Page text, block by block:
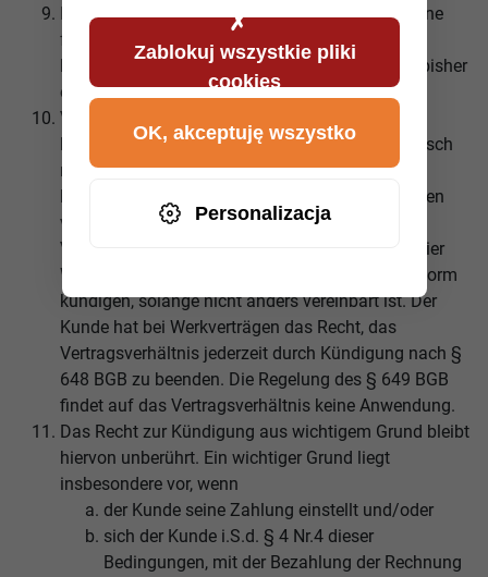
Leistet der Kunde trotz zweimaliger Mahnung eine
fällige Abschlagszahlung nicht, so ist Autowelt
berechtigt, vom Vertrag zurückzutreten und die bisher
erbrachten Leistungen abzurechnen.
Verträge mit einer automatischen Beendigung
bedürfen keiner Kündigung und enden automatisch
mit Erreichen des Laufzeitendes. Soweit eine
bestimmte Vertragslaufzeit zwischen den Parteien
vereinbart wird, können beide Parteien das
Vertragsverhältnis jederzeit, mit einer Frist von vier
Wochen zum vereinbarten Vertragsende in Textform
kündigen, solange nicht anders vereinbart ist. Der
Kunde hat bei Werkverträgen das Recht, das
Vertragsverhältnis jederzeit durch Kündigung nach §
648 BGB zu beenden. Die Regelung des § 649 BGB
findet auf das Vertragsverhältnis keine Anwendung.
Das Recht zur Kündigung aus wichtigem Grund bleibt
hiervon unberührt. Ein wichtiger Grund liegt
insbesondere vor, wenn
der Kunde seine Zahlung einstellt und/oder
sich der Kunde i.S.d. § 4 Nr.4 dieser
Bedingungen, mit der Bezahlung der Rechnung
Zablokuj wszystkie pliki
cookies
Personalizacja
OK, akceptuję wszystko